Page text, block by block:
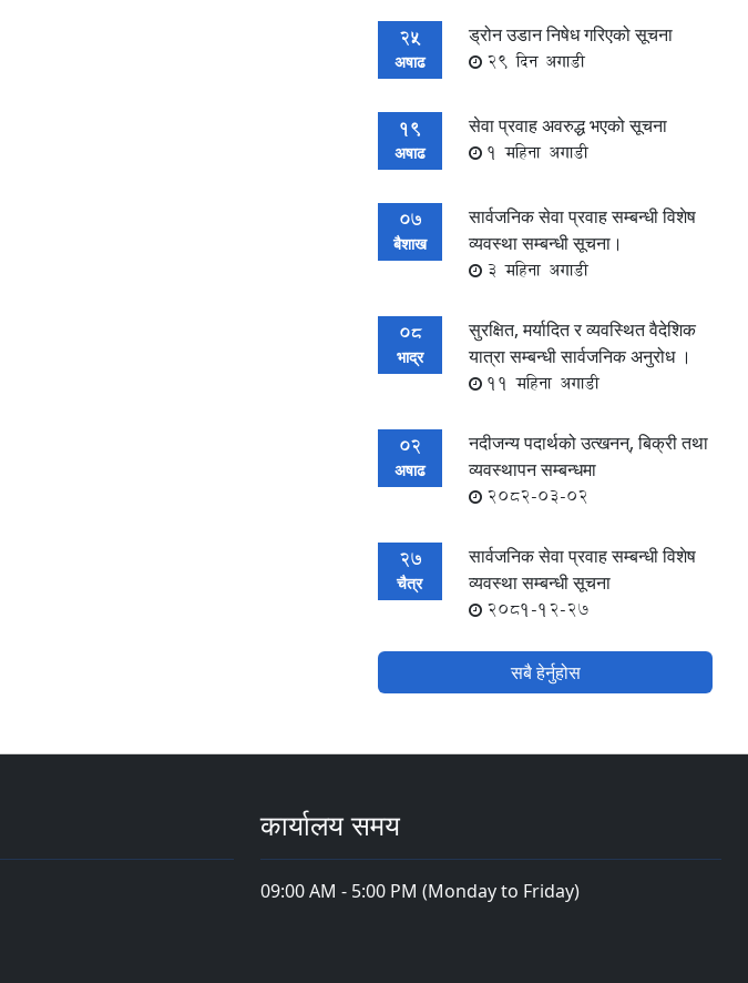
25
अषाढ
ड्रोन उडान निषेध गरिएको सूचना
29 दिन अगाडी
19
अषाढ
सेवा प्रवाह अवरुद्ध भएको सूचना
1 महिना अगाडी
07
बैशाख
सार्वजनिक सेवा प्रवाह सम्बन्धी विशेष
व्यवस्था सम्बन्धी सूचना।
3 महिना अगाडी
08
भाद्र
सुरक्षित, मर्यादित र व्यवस्थित वैदेशिक
यात्रा सम्बन्धी सार्वजनिक अनुरोध ।
11 महिना अगाडी
02
अषाढ
नदीजन्य पदार्थको उत्खनन्, बिक्री तथा
व्यवस्थापन सम्बन्धमा
2082-03-02
27
चैत्र
सार्वजनिक सेवा प्रवाह सम्बन्धी विशेष
व्यवस्था सम्बन्धी सूचना
2081-12-27
सबै हेर्नुहोस
कार्यालय समय
09:00 AM - 5:00 PM (Monday to Friday)